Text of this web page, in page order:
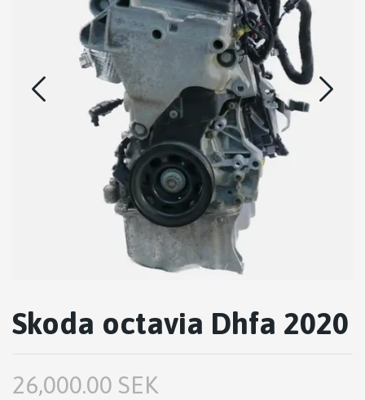
Skoda octavia Dhfa 2020
26,000.00 SEK